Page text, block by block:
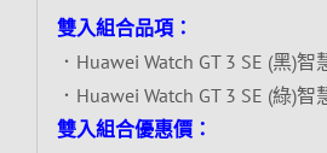
雙入組合品項：
．Huawei Watch GT 3 SE (黑)
．Huawei Watch GT 3 SE (綠)
雙入組合優惠價：